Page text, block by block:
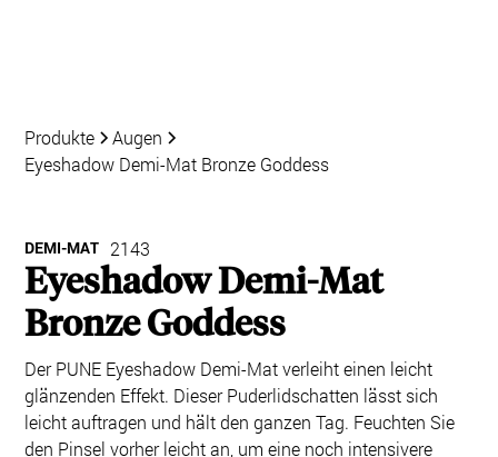
Produkte
Augen
Eyeshadow Demi-Mat Bronze Goddess
DEMI-MAT 2143
Eyeshadow Demi-Mat
Bronze Goddess
Der PUNE Eyeshadow Demi-Mat verleiht einen leicht
glänzenden Effekt. Dieser Puderlidschatten lässt sich
leicht auftragen und hält den ganzen Tag. Feuchten Sie
den Pinsel vorher leicht an, um eine noch intensivere